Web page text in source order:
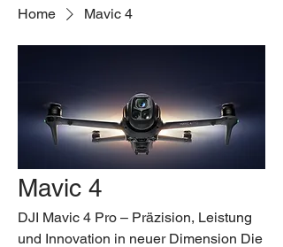
Home Mavic 4
Mavic 4
DJI Mavic 4 Pro – Präzision, Leistung
und Innovation in neuer Dimension Die